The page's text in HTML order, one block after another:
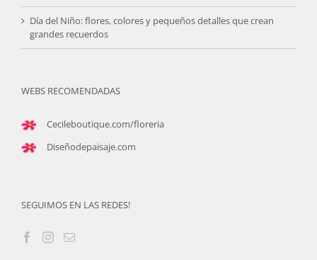
Día del Niño: flores, colores y pequeños detalles que crean
grandes recuerdos
WEBS RECOMENDADAS
Cecileboutique.com/floreria
Diseñodepaisaje.com
SEGUIMOS EN LAS REDES!